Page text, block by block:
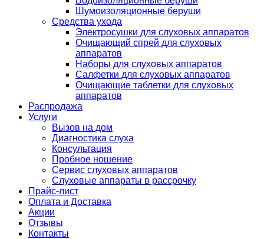
Шумоизоляционные беруши
Средства ухода
Электросушки для слуховых аппаратов
Очищающий спрей для слуховых
аппаратов
Наборы для слуховых аппаратов
Салфетки для слуховых аппаратов
Очищающие таблетки для слуховых
аппаратов
Распродажа
Услуги
Вызов на дом
Диагностика слуха
Консультация
Пробное ношение
Сервис слуховых аппаратов
Слуховые аппараты в рассрочку
Прайс-лист
Оплата и Доставка
Акции
Отзывы
Контакты